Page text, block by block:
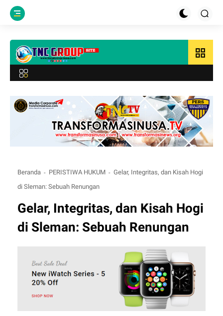
grid_view
Beranda PERISTIWA HUKUM
Gelar, Integritas, dan Kisah Hogi
di Sleman: Sebuah Renungan
Gelar, Integritas, dan Kisah Hogi
di Sleman: Sebuah Renungan